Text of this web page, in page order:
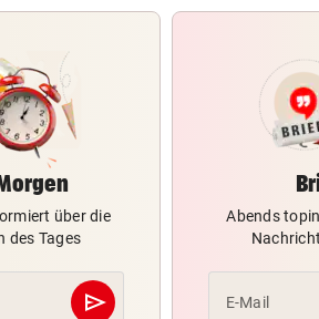
über die
des Tages
send
Abschicken
Abends
E-Mail